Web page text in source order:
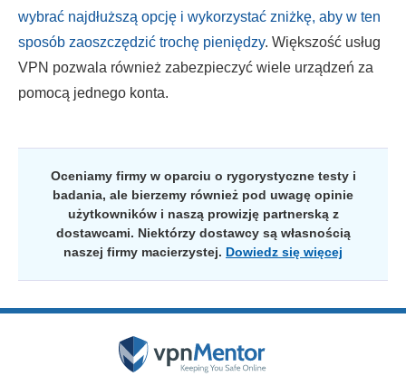
wybrać najdłuższą opcję i wykorzystać zniżkę, aby w ten
sposób zaoszczędzić trochę pieniędzy. Większość usług
VPN pozwala również zabezpieczyć wiele urządzeń za
pomocą jednego konta.
Oceniamy firmy w oparciu o rygorystyczne testy i
badania, ale bierzemy również pod uwagę opinie
użytkowników i naszą prowizję partnerską z
dostawcami. Niektórzy dostawcy są własnością
naszej firmy macierzystej. Dowiedz się więcej